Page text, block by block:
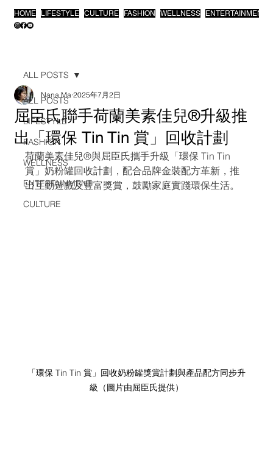
HOME LIFESTYLE CULTURE FASHION WELLNESS ENTERTAINMENT
ALL POSTS
LIFESTYLE
FASHION
WELLNESS
ENTERTAINMENT
CULTURE
ALL POSTS
屈臣氏聯手荷蘭美素佳兒®升級推
出「環保 Tin Tin 賞」回收計劃
Nana Ma 2025年7月2日
荷蘭美素佳兒®與屈臣氏攜手升級「環保 Tin Tin
賞」奶粉罐回收計劃，配合品牌金裝配方革新，推
出互動遊戲及豐富獎賞，鼓勵家庭實踐環保生活。
「環保 Tin Tin 賞」回收奶粉罐獎賞計劃與產品配方同步升
級（圖片由屈臣氏提供）